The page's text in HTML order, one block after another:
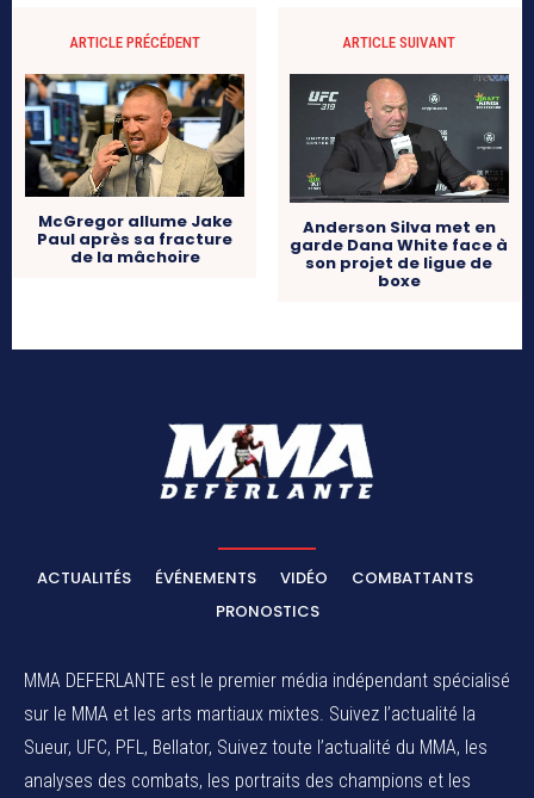
ARTICLE PRÉCÉDENT
McGregor allume Jake
Paul après sa fracture
de la mâchoire
ARTICLE SUIVANT
Anderson Silva met en
garde Dana White face à
son projet de ligue de
boxe
ACTUALITÉS ÉVÉNEMENTS VIDÉO
COMBATTANTS
PRONOSTICS
MMA DEFERLANTE est le premier média indépendant spécialisé
sur le MMA et les arts martiaux mixtes. Suivez l’actualité la
Sueur, UFC, PFL, Bellator, Suivez toute l’actualité du MMA, les
analyses des combats, les portraits des champions et les